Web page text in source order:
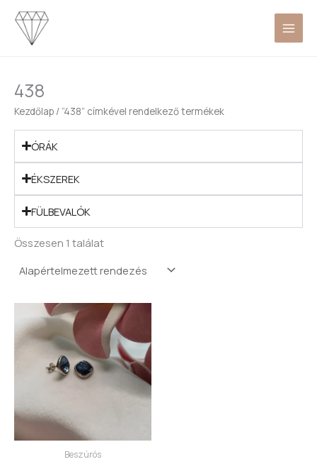
Skip
content
438
Kezdőlap / “438” címkével rendelkező termékek
ÓRÁK
ÉKSZEREK
FÜLBEVALÓK
Összesen 1 találat
Beszúrós